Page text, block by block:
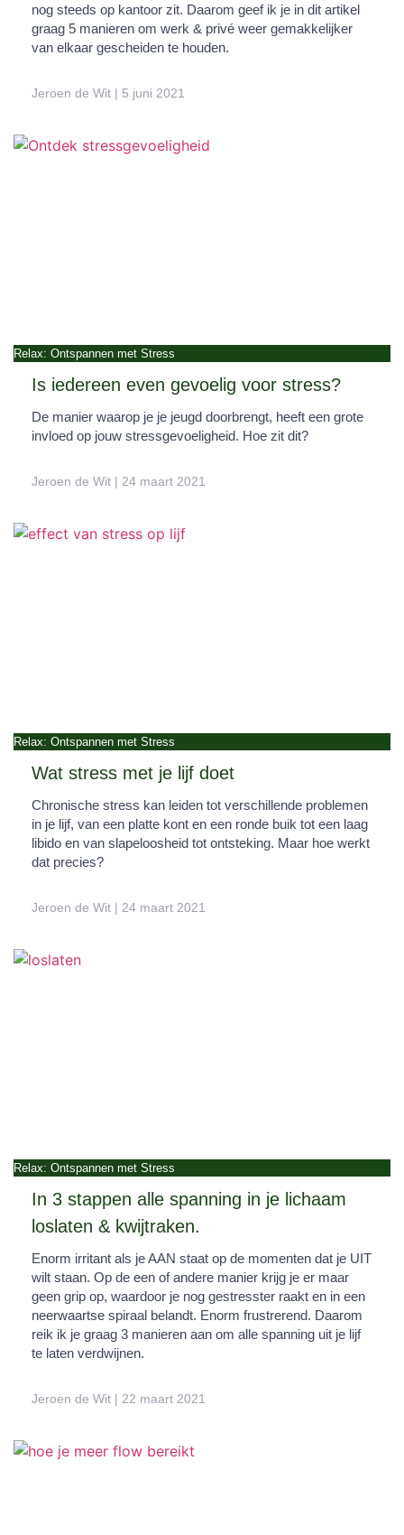
nog steeds op kantoor zit. Daarom geef ik je in dit artikel
graag 5 manieren om werk & privé weer gemakkelijker
van elkaar gescheiden te houden.
Jeroen de Wit 5 juni 2021
Relax: Ontspannen met Stress
Is iedereen even gevoelig voor stress?
De manier waarop je je jeugd doorbrengt, heeft een grote
invloed op jouw stressgevoeligheid. Hoe zit dit?
Jeroen de Wit 24 maart 2021
Relax: Ontspannen met Stress
Wat stress met je lijf doet
Chronische stress kan leiden tot verschillende problemen
in je lijf, van een platte kont en een ronde buik tot een laag
libido en van slapeloosheid tot ontsteking. Maar hoe werkt
dat precies?
Jeroen de Wit 24 maart 2021
Relax: Ontspannen met Stress
In 3 stappen alle spanning in je lichaam
loslaten & kwijtraken.
Enorm irritant als je AAN staat op de momenten dat je UIT
wilt staan. Op de een of andere manier krijg je er maar
geen grip op, waardoor je nog gestresster raakt en in een
neerwaartse spiraal belandt. Enorm frustrerend. Daarom
reik ik je graag 3 manieren aan om alle spanning uit je lijf
te laten verdwijnen.
Jeroen de Wit 22 maart 2021